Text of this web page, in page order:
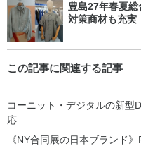
豊島27年春夏
対策商材も充実
この記事に関連する記事
コーニット・デジタルの新
応
《NY合同展の日本ブランド